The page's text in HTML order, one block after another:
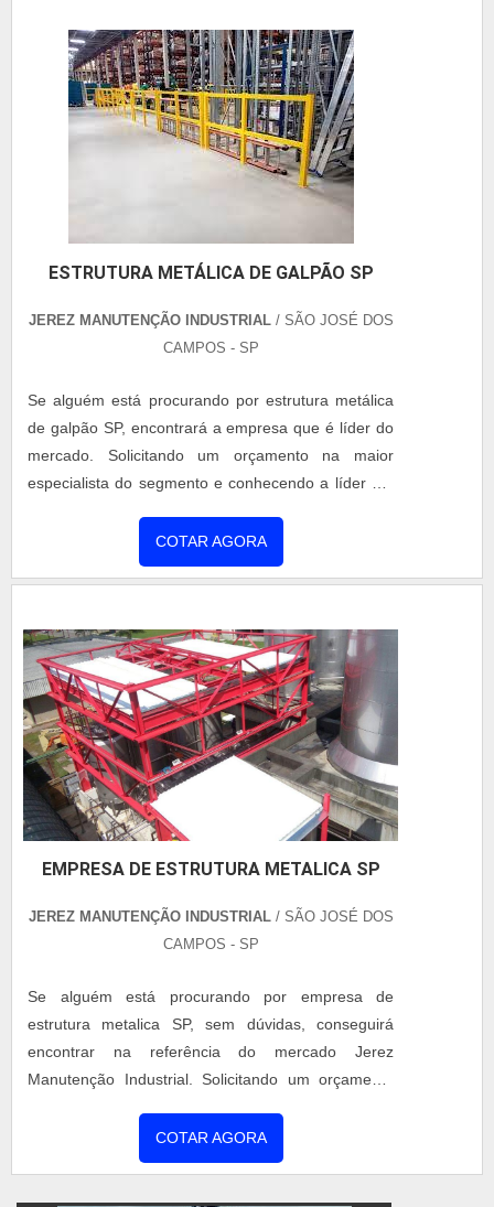
ESTRUTURA METÁLICA DE GALPÃO SP
JEREZ MANUTENÇÃO INDUSTRIAL / SÃO JOSÉ DOS
CAMPOS - SP
Se alguém está procurando por estrutura metálica
de galpão SP, encontrará a empresa que é líder do
mercado. Solicitando um orçamento na maior
especialista do segmento e conhecendo a líder em
de galpão SP, com a Jerez Manutenção Industrial
poderá contar eficiência com pagamento acessível.
eficientes de demonstrar com...
COTAR AGORA
EMPRESA DE ESTRUTURA METALICA SP
JEREZ MANUTENÇÃO INDUSTRIAL / SÃO JOSÉ DOS
CAMPOS - SP
Se alguém está procurando por empresa de
estrutura metalica SP, sem dúvidas, conseguirá
encontrar na referência do mercado Jerez
Manutenção Industrial. Solicitando um orçamento
líder em qualidade. Quando a procura é por
empresa de estrutura metalica SP, na Jerez
COTAR AGORA